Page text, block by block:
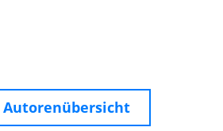
Autorenübersicht